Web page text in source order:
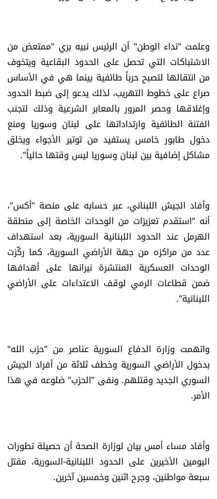
وعلمت "نداء الوطن" أن الرئيس نبيه بري "ممتعض من
الاشتباكات التي تحصل على الحدود البقاعية ويتخوف
من انتقالها لتصبح حرباً طائفية بينما هي في الأساس
صراع على خطوط التهريب، لذلك يدعو إلى ضبط الحدود
وإغلاقها وحصر المرور بالمعابر الشرعية وذلك لتجنب
الفتنة الطائفية وارتداداتها على لبنان وسوريا ومنع
دخول طابور خامس يستفيد من توتير الأجواء ويخلق
مشاكل إضافية بين لبنان وسوريا ليس وقتها حالياً".
وأفاد الجيش اللبناني، عبر حسابه على منصة "أكس"،
أنه "استقدم تعزيزات من الوحدات الخاصة إلى منطقة
الهرمل عند الحدود اللبنانية السورية، بعد استهداف
عدد من مراكزه من جهة الأراضي السورية، كما ركّزت
الوحدات العسكرية المنتشرة نيرانها على أهدافها
ضمن قطاعات الرمي لوقف الاعتداءات على الأراضي
اللبنانية".
واتهمت وزارة الدفاع السورية عناصر من "حزب الله"
بدخول الأراضي السورية وخطف ثلاثة من أفراد الجيش
السوري الجديد وقتلهم. ونفى "الحزب" ضلوعه في هذا
الأمر.
وأفاد مساء أمس بيان لوزارة الصحة أن حصيلة تطورات
اليومين الأخيرين على الحدود اللبنانية-السورية، مقتل
سبعة مواطنين، وجرح اثنين وخمسين آخرين.